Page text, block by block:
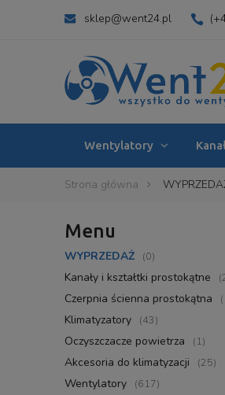
sklep@went24.pl
Wentylatory
Strona główna
Menu
WYPRZEDAŻ (0)
Kanały i kształtki prostokątne
Czerpnia ścienna prostokątna
Klimatyzatory (43)
Oczyszczacze powietrza (1)
Akcesoria do klimatyzacji (25)
Wentylatory (617)